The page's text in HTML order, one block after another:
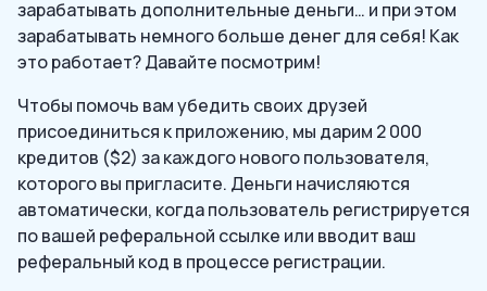
зарабатывать дополнительные деньги… и при этом
зарабатывать немного больше денег для себя! Как
это работает? Давайте посмотрим!
Чтобы помочь вам убедить своих друзей
присоединиться к приложению, мы дарим 2 000
кредитов ($2) за каждого нового пользователя,
которого вы пригласите. Деньги начисляются
автоматически, когда пользователь регистрируется
по вашей реферальной ссылке или вводит ваш
реферальный код в процессе регистрации.